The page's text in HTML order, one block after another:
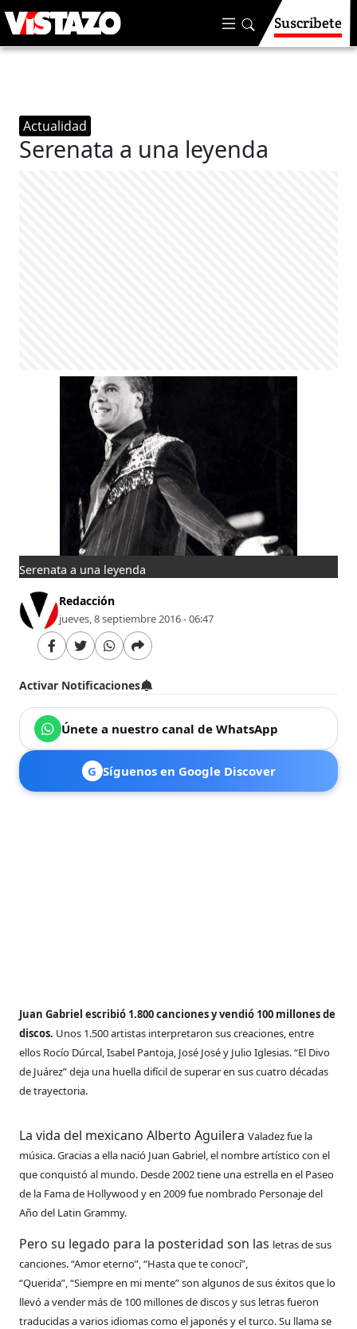
Suscríbete
Actualidad
Serenata a una leyenda
Serenata a una leyenda
Redacción
jueves, 8 septiembre 2016 - 06:47
Activar Notificaciones
Únete a nuestro canal de WhatsApp
G Síguenos en Google Discover
Juan Gabriel escribió 1.800 cancionesy vendió 100 millones de
discos. Unos 1.500 artistas interpretaron suscreaciones, entre
ellos Rocío Dúrcal,Isabel Pantoja, José José y JulioIglesias. “El Divo
de Juárez”deja una huella difícil desuperar en sus cuatrodécadas
de trayectoria.
La vida del mexicano Alberto AguileraValadez fue la
música. Gracias a ella nació Juan Gabriel, el nombre artísticocon el
que conquistó al mundo. Desde 2002 tiene una estrella en el Paseo
de la Fama de Hollywood y en 2009 fue nombrado Personaje del
Año del Latin Grammy.
Pero su legado para la posteridad son las letras de sus
canciones.“Amor eterno”, “Hasta que te conocí”,
“Querida”,“Siempre en mi mente” son algunos desus éxitos que lo
llevó a vender más de 100 millones de discos y sus letras fueron
traducidasa varios idiomas como el japonés y elturco. Su llama se